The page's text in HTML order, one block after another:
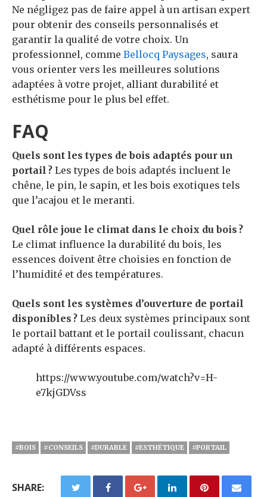
Ne négligez pas de faire appel à un artisan expert
pour obtenir des conseils personnalisés et
garantir la qualité de votre choix. Un
professionnel, comme Bellocq Paysages, saura
vous orienter vers les meilleures solutions
adaptées à votre projet, alliant durabilité et
esthétisme pour le plus bel effet.
FAQ
Quels sont les types de bois adaptés pour un
portail ? Les types de bois adaptés incluent le
chêne, le pin, le sapin, et les bois exotiques tels
que l’acajou et le meranti.
Quel rôle joue le climat dans le choix du bois ?
Le climat influence la durabilité du bois, les
essences doivent être choisies en fonction de
l’humidité et des températures.
Quels sont les systèmes d’ouverture de portail
disponibles ? Les deux systèmes principaux sont
le portail battant et le portail coulissant, chacun
adapté à différents espaces.
https://www.youtube.com/watch?v=H-
e7kjGDVss
#BOIS #CONSEILS #DURABLE #ESTHÉTIQUE #PORTAIL
SHARE: